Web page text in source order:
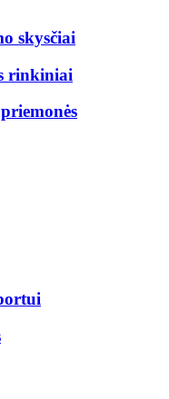
skysčiai
rinkiniai